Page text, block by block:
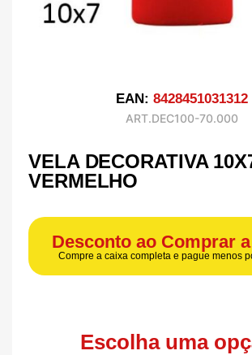
EAN: 8428451031312
ART.DEC100-70.000
VELA DECORATIVA
VERMELHO
Desconto ao Comprar
Compre a caixa completa e pague menos
Escolha uma